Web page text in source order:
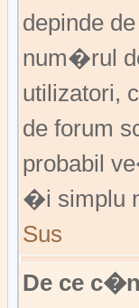
depinde
num�rul
utilizatori,
de forum
probabil
�i simplu
Sus
De ce